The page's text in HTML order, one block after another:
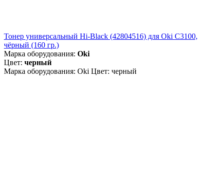
Тонер универсальный Hi-Black (42804516) для Oki С3100,
чёрный (160 гр.)
Марка оборудования: Oki
Цвет: черный
Марка оборудования: Oki Цвет: черный